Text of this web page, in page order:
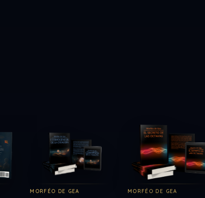
MORFÉO DE GEA MORFÉO DE GEA